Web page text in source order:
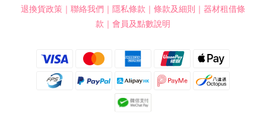
退換貨政策 ｜ 聯絡我們 ｜ 隱私條款 ｜ 條款及細則 ｜ 器材租借條
款 ｜ 會員及點數說明